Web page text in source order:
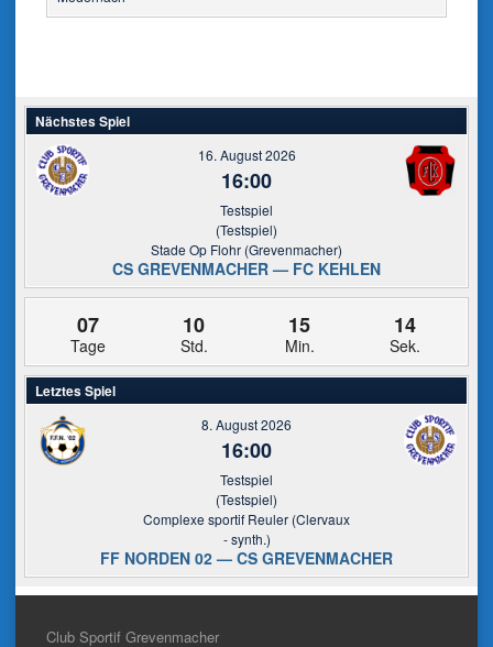
Nächstes Spiel
16. August 2026
16:00
Testspiel
(Testspiel)
Stade Op Flohr (Grevenmacher)
CS GREVENMACHER — FC KEHLEN
07
Tage
10
Std.
15
Min.
13
Sek.
Letztes Spiel
8. August 2026
16:00
Testspiel
(Testspiel)
Complexe sportif Reuler (Clervaux
- synth.)
FF NORDEN 02 — CS GREVENMACHER
Club Sportif Grevenmacher